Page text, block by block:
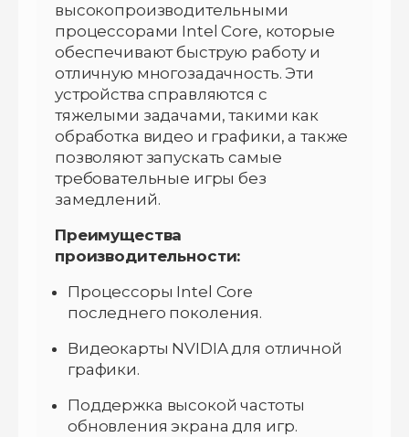
высокопроизводительными
процессорами Intel Core, которые
обеспечивают быструю работу и
отличную многозадачность. Эти
устройства справляются с
тяжелыми задачами, такими как
обработка видео и графики, а также
позволяют запускать самые
требовательные игры без
замедлений.
Преимущества
производительности:
Процессоры Intel Core
последнего поколения.
Видеокарты NVIDIA для отличной
графики.
Поддержка высокой частоты
обновления экрана для игр.